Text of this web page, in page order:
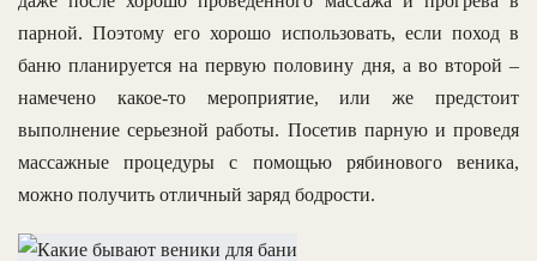
парной. Поэтому его хорошо использовать, если поход в
баню планируется на первую половину дня, а во второй –
намечено какое-то мероприятие, или же предстоит
выполнение серьезной работы. Посетив парную и проведя
массажные процедуры с помощью рябинового веника,
можно получить отличный заряд бодрости.